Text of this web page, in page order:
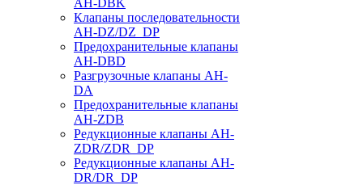
AH-DBK
Клапаны последовательности
AH-DZ/DZ_DP
Предохранительные клапаны
AH-DBD
Разгрузочные клапаны AH-
DA
Предохранительные клапаны
AH-ZDB
Редукционные клапаны AH-
ZDR/ZDR_DP
Редукционные клапаны AH-
DR/DR_DP